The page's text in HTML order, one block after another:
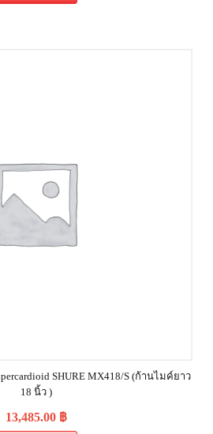
SHURE MX418/S (ก้านไมค์ยาว
18 นิ้ว )
13,485.00 ฿